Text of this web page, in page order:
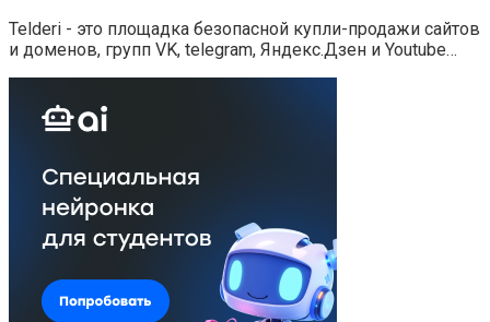
Telderi - это площадка безопасной купли-продажи сайтов
и доменов, групп VK, telegram, Яндекс.Дзен и Youtube…